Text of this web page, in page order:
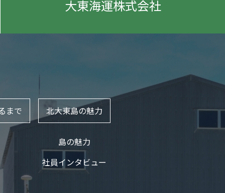
大東海運株式会社
まで 北大東島の魅力
島の魅力
社員インタビュー